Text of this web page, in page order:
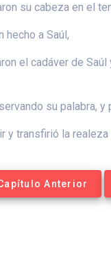
su cabeza en el
hecho a Saúl,
el cadáver de
su palabra,
transfirió la realeza
Anterior